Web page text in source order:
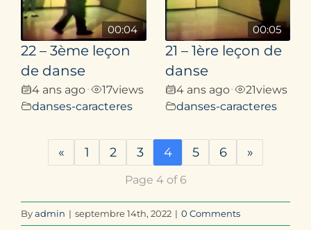
00:04
22 – 3ème leçon
de danse
4 ans ago• 17views
danses-caracteres
00:05
21 – 1ère leçon de
danse
4 ans ago• 21views
danses-caracteres
« 1 2 3 4 5 6 »
Page 4 of 6
Byadmin | septembre 14th, 2022 | 0 Comments